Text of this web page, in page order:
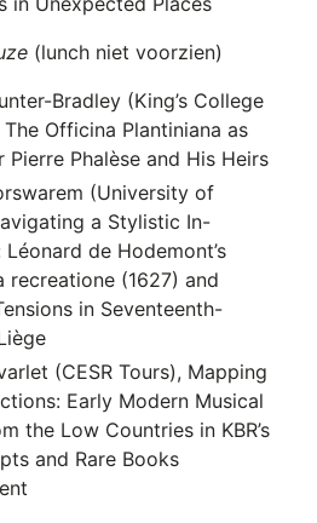
(lunch niet voorzien)
Bradley (King’s College
Officina Plantiniana as
Pierre Phalèse and His Heirs
(University of
a Stylistic In-
Léonard de Hodemont’s
recreatione (1627) and
in Seventeenth-
(CESR Tours), Mapping
Early Modern Musical
the Low Countries in KBR’s
and Rare Books